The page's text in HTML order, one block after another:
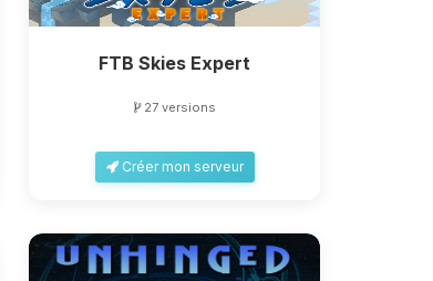
FTB Skies Expert
27 versions
Créer mon serveur